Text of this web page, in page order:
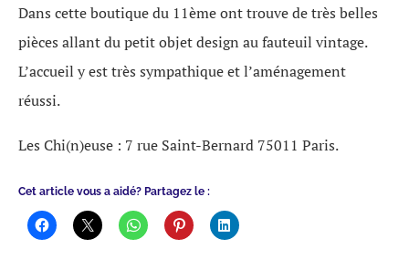
Dans cette boutique du 11ème ont trouve de très belles
pièces allant du petit objet design au fauteuil vintage.
L’accueil y est très sympathique et l’aménagement
réussi.
Les Chi(n)euse : 7 rue Saint-Bernard 75011 Paris.
Cet article vous a aidé? Partagez le :